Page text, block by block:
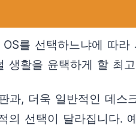
를 선택하느냐에 따
생활을 윤택하게 할 최
, 더욱 일반적인 데스
선택이 달라집니다.